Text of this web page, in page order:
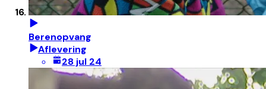
Berenopvang
Aflevering
28 jul 24